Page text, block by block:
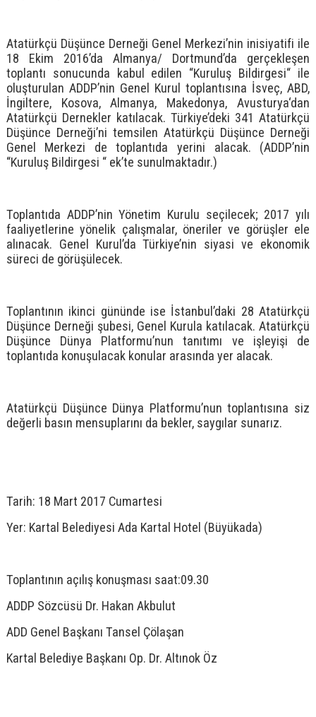
Atatürkçü Düşünce Derneği Genel Merkezi’nin inisiyatifi ile
18 Ekim 2016’da Almanya/ Dortmund’da gerçekleşen
toplantı sonucunda kabul edilen “Kuruluş Bildirgesi“ ile
oluşturulan ADDP’nin Genel Kurul toplantısına İsveç, ABD,
İngiltere, Kosova, Almanya, Makedonya, Avusturya‘dan
Atatürkçü Dernekler katılacak. Türkiye’deki 341 Atatürkçü
Düşünce Derneği’ni temsilen Atatürkçü Düşünce Derneği
Genel Merkezi de toplantıda yerini alacak. (ADDP’nin
“Kuruluş Bildirgesi “ ek’te sunulmaktadır.)
Toplantıda ADDP’nin Yönetim Kurulu seçilecek; 2017 yılı
faaliyetlerine yönelik çalışmalar, öneriler ve görüşler ele
alınacak. Genel Kurul’da Türkiye’nin siyasi ve ekonomik
süreci de görüşülecek.
Toplantının ikinci gününde ise İstanbul’daki 28 Atatürkçü
Düşünce Derneği şubesi, Genel Kurula katılacak. Atatürkçü
Düşünce Dünya Platformu’nun tanıtımı ve işleyişi de
toplantıda konuşulacak konular arasında yer alacak.
Atatürkçü Düşünce Dünya Platformu’nun toplantısına siz
değerli basın mensuplarını da bekler, saygılar sunarız.
Tarih: 18 Mart 2017 Cumartesi
Yer: Kartal Belediyesi Ada Kartal Hotel (Büyükada)
Toplantının açılış konuşması saat:09.30
ADDP Sözcüsü Dr. Hakan Akbulut
ADD Genel Başkanı Tansel Çölaşan
Kartal Belediye Başkanı Op. Dr. Altınok Öz